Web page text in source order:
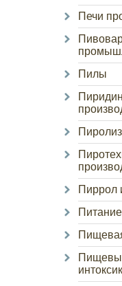
Печи
Пилы
Пиролиз
Пиррол